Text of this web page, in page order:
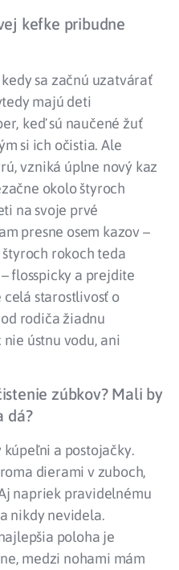
kefke pribudne
sa začnú uzatvárať
majú deti
keď sú naučené žuť
si ich očistia. Ale
vzniká úplne nový kaz
okolo štyroch
na svoje prvé
presne osem kazov –
rokoch teda
flosspicky a prejdite
starostlivosť o
rodiča žiadnu
ústnu vodu, ani
zúbkov? Mali by
dá?
kúpeľni a postojačky.
dierami v zuboch,
napriek pravidelnému
nikdy nevidela.
poloha je
medzi nohami mám